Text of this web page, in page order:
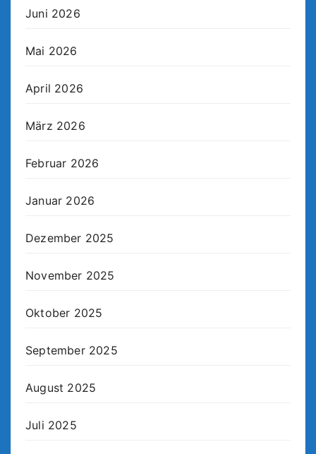
Juni 2026
Mai 2026
April 2026
März 2026
Februar 2026
Januar 2026
Dezember 2025
November 2025
Oktober 2025
September 2025
August 2025
Juli 2025